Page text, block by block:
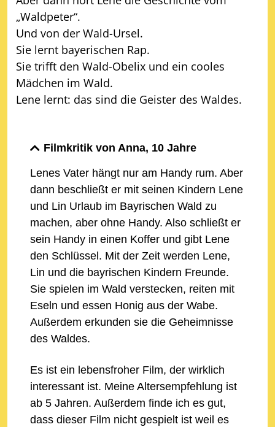
„Waldpeter“.
Und von der Wald-Ursel.
Sie lernt bayerischen Rap.
Sie trifft den Wald-Obelix und ein cooles
Mädchen im Wald.
Lene lernt: das sind die Geister des Waldes.
Filmkritik von Anna, 10 Jahre
Lenes Vater hängt nur am Handy rum. Aber
dann beschließt er mit seinen Kindern Lene
und Lin Urlaub im Bayrischen Wald zu
machen, aber ohne Handy. Also schließt er
sein Handy in einen Koffer und gibt Lene
den Schlüssel. Mit der Zeit werden Lene,
Lin und die bayrischen Kindern Freunde.
Sie spielen im Wald verstecken, reiten mit
Eseln und essen Honig aus der Wabe.
Außerdem erkunden sie die Geheimnisse
des Waldes.
Es ist ein lebensfroher Film, der wirklich
interessant ist. Meine Altersempfehlung ist
ab 5 Jahren. Außerdem finde ich es gut,
dass dieser Film nicht gespielt ist weil es